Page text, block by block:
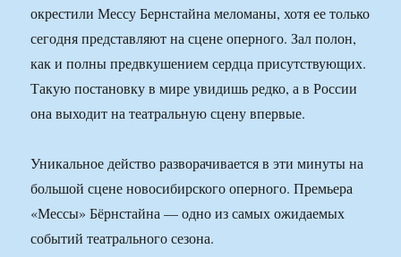
окрестили Мессу Бернстайна меломаны, хотя ее только
сегодня представляют на сцене оперного. Зал полон,
как и полны предвкушением сердца присутствующих.
Такую постановку в мире увидишь редко, а в России
она выходит на театральную сцену впервые.
Уникальное действо разворачивается в эти минуты на
большой сцене новосибирского оперного. Премьера
«Мессы» Бёрнстайна — одно из самых ожидаемых
событий театрального сезона.